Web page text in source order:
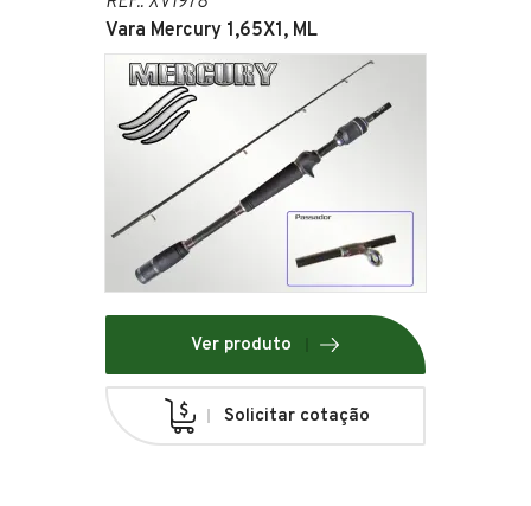
Vara Mercury 1,65X1, ML
Ver produto
Solicitar cotação